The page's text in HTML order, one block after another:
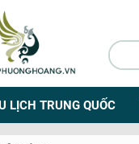
LỊCH TRUNG QUỐC